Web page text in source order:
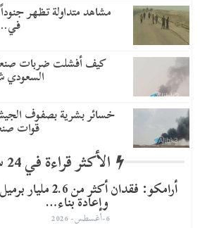
مشاهد متداولة تظهر جنوداً
​كيف أفشلت ضربات
خسائر بشرية بصفوف
قوات
الأكثر قراءة في 24 ساعة
أرامكو: فقدان أكثر من 2.6
وإعادة بناء…
6-أغسطس- 2026